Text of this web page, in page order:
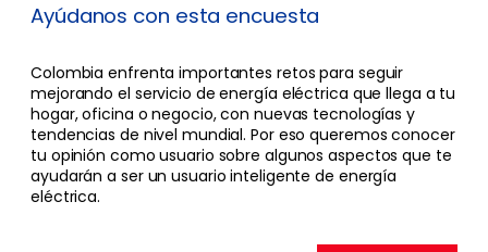
Ayúdanos con esta encuesta
Colombia enfrenta importantes retos para seguir
mejorando el servicio de energía eléctrica que llega a tu
hogar, oficina o negocio, con nuevas tecnologías y
tendencias de nivel mundial. Por eso queremos conocer
tu opinión como usuario sobre algunos aspectos que te
ayudarán a ser un usuario inteligente de energía
eléctrica.